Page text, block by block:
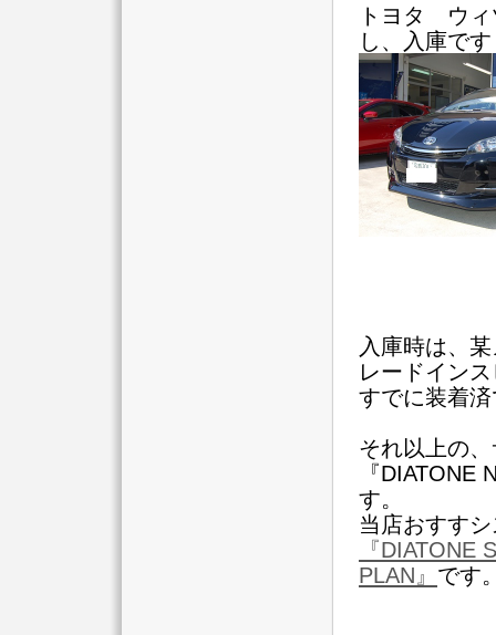
トヨタ ウィ
し、入庫で
入庫時は、
レードイン
すでに装着
それ以上の
『DIATONE
す。
当店おすす
『DIATONE
PLAN』 です